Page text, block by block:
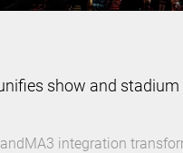
show and
integration